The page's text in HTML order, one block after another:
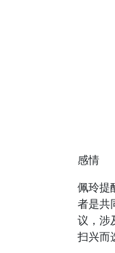
感情
佩玲提
者是共
议，涉
扫兴而